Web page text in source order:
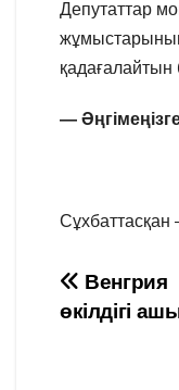
Депутаттар
жұмыстарының
—
Сұхбаттасқан
по
Венгрия
өкілдігі